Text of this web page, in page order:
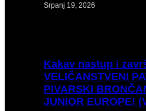
Srpanj 19, 2026
Kakav nastup i
VELIČANSTVENI
PIVARSKI
JUNIOR EUROPE!